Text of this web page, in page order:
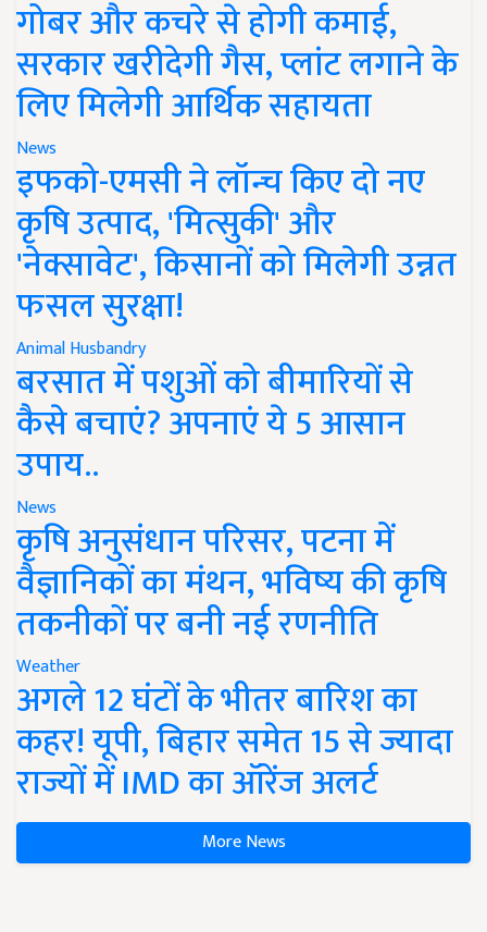
गोबर और कचरे से होगी कमाई,
सरकार खरीदेगी गैस, प्लांट लगाने के
लिए मिलेगी आर्थिक सहायता
News
इफको-एमसी ने लॉन्च किए दो नए
कृषि उत्पाद, 'मित्सुकी' और
'नेक्सावेट', किसानों को मिलेगी उन्नत
फसल सुरक्षा!
Animal Husbandry
बरसात में पशुओं को बीमारियों से
कैसे बचाएं? अपनाएं ये 5 आसान
उपाय..
News
कृषि अनुसंधान परिसर, पटना में
वैज्ञानिकों का मंथन, भविष्य की कृषि
तकनीकों पर बनी नई रणनीति
Weather
अगले 12 घंटों के भीतर बारिश का
कहर! यूपी, बिहार समेत 15 से ज्यादा
राज्यों में IMD का ऑरेंज अलर्ट
More News